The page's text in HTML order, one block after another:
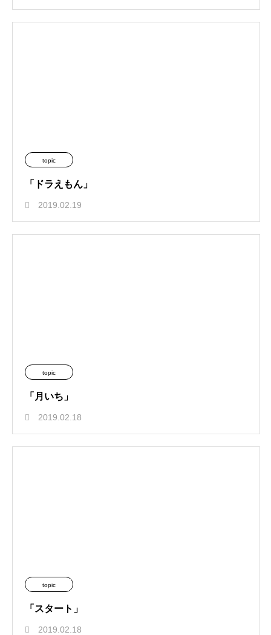
topic
「ドラえもん」
2019.02.19
topic
「月いち」
2019.02.18
topic
「スタート」
2019.02.18